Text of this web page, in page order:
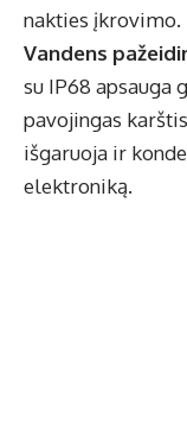
nakties įkrovimo.
Vandens
su IP68 apsauga
pavojingas
išgaruoja ir
elektroniką.